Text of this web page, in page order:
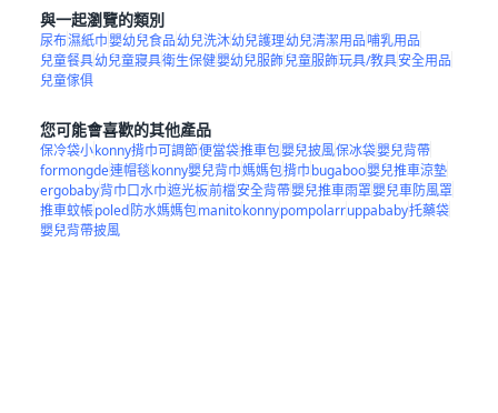
與一起瀏覽的類別
尿布濕紙巾嬰幼兒食品幼兒洗沐幼兒護理幼兒清潔用品哺乳用品
兒童餐具幼兒童寢具衛生保健嬰幼兒服飾兒童服飾玩具/教具安全用品
兒童傢俱
您可能會喜歡的其他產品
保冷袋小konny揹巾可調節便當袋推車包嬰兒披風保冰袋嬰兒背帶
formongde連帽毯konny嬰兒背巾媽媽包揹巾bugaboo嬰兒推車涼墊
ergobaby背巾口水巾遮光板前檔安全背帶嬰兒推車雨罩嬰兒車防風罩
推車蚊帳poled防水媽媽包manitokonnypompolarruppababy托藥袋
嬰兒背帶披風